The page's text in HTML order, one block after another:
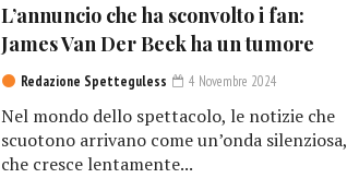
L’annuncio che ha sconvolto i fan:
James Van Der Beek ha un tumore
Redazione Spetteguless 4 Novembre 2024
Nel mondo dello spettacolo, le notizie che
scuotono arrivano come un’onda silenziosa,
che cresce lentamente...